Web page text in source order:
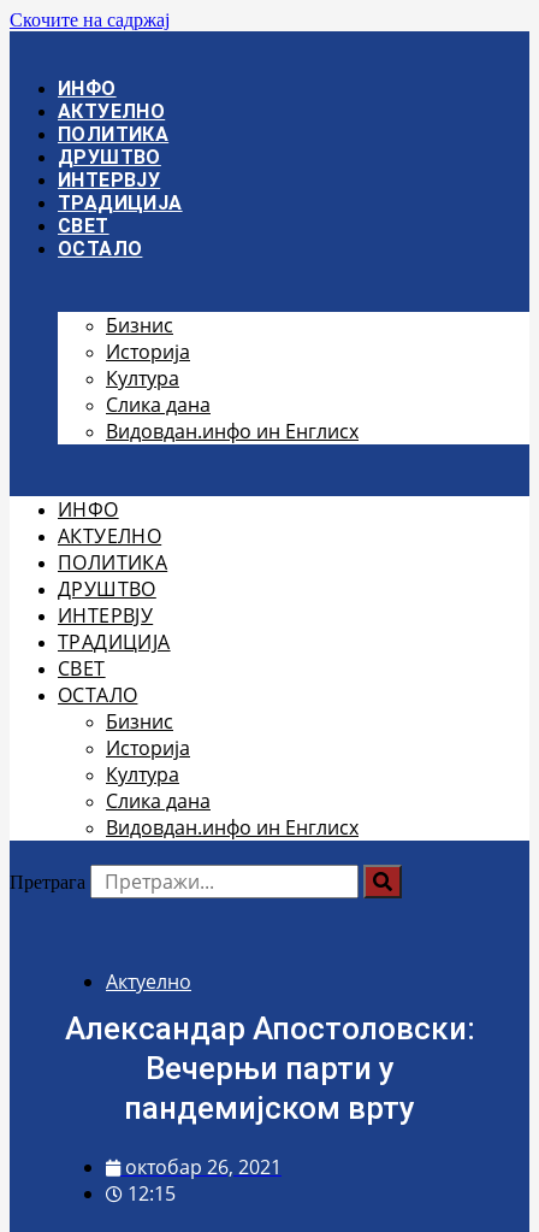
Скочите на садржај
ИНФО
АКТУЕЛНО
ПОЛИТИКА
ДРУШТВО
ИНТЕРВЈУ
ТРАДИЦИЈА
СВЕТ
ОСТАЛО
Бизнис
Историја
Култура
Слика дана
Видовдан.инфо ин Енглисх
ИНФО
АКТУЕЛНО
ПОЛИТИКА
ДРУШТВО
ИНТЕРВЈУ
ТРАДИЦИЈА
СВЕТ
ОСТАЛО
Бизнис
Историја
Култура
Слика дана
Видовдан.инфо ин Енглисх
Претрага
Актуелно
Александар Апостоловски:
Вечерњи парти у
пандемијском врту
октобар 26, 2021
12:15